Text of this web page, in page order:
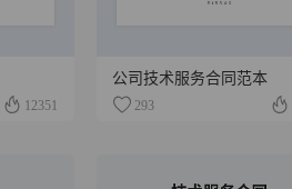
12351
公司技术服务合同范本
293